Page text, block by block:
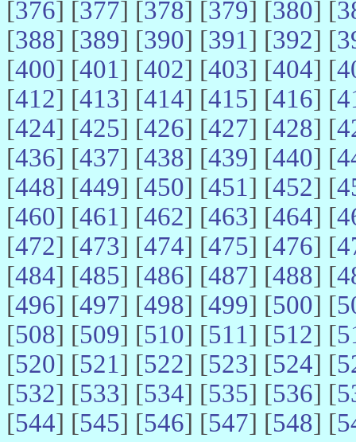
[376] [377] [378] [379] [380] [
[388] [389] [390] [391] [392] [
[400] [401] [402] [403] [404] [
[412] [413] [414] [415] [416] [
[424] [425] [426] [427] [428] [
[436] [437] [438] [439] [440] [
[448] [449] [450] [451] [452] [
[460] [461] [462] [463] [464] [
[472] [473] [474] [475] [476] [
[484] [485] [486] [487] [488] [
[496] [497] [498] [499] [500] [
[508] [509] [510] [511] [512] [
[520] [521] [522] [523] [524] [
[532] [533] [534] [535] [536] [
[544] [545] [546] [547] [548] [